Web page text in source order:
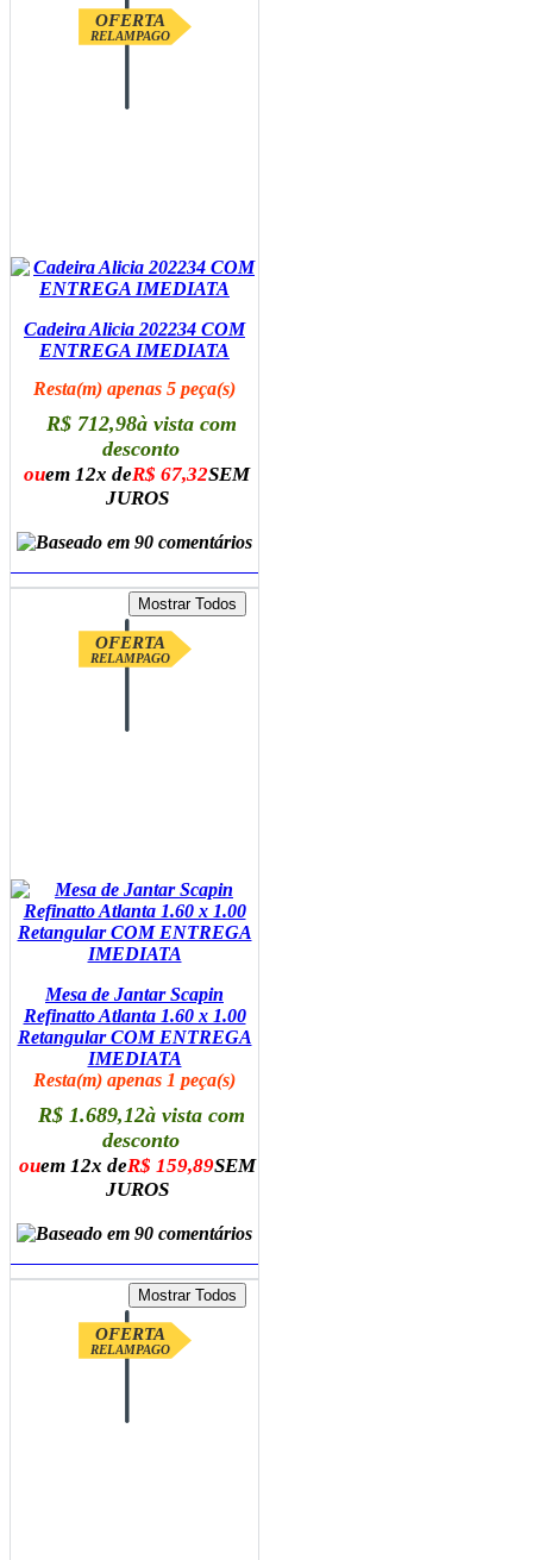
OFERTA
RELAMPAGO
Cadeira Alicia 202234 COM
ENTREGA IMEDIATA
Resta(m) apenas 5 peça(s)
R$ 712,98à vista com
desconto
ouem 12x deR$ 67,32SEM
JUROS
OFERTA
RELAMPAGO
Mesa de Jantar Scapin
Refinatto Atlanta 1.60 x 1.00
Retangular COM ENTREGA
IMEDIATA
Resta(m) apenas 1 peça(s)
R$ 1.689,12à vista com
desconto
ouem 12x deR$ 159,89SEM
JUROS
OFERTA
RELAMPAGO